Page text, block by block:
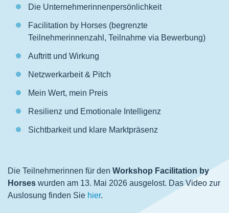
Die Unternehmerinnenpersönlichkeit
Facilitation by Horses (begrenzte
Teilnehmerinnenzahl, Teilnahme via Bewerbung)
Auftritt und Wirkung
Netzwerkarbeit & Pitch
Mein Wert, mein Preis
Resilienz und Emotionale Intelligenz
Sichtbarkeit und klare Marktpräsenz
Die Teilnehmerinnen für den Workshop Facilitation by
Horses wurden am 13. Mai 2026 ausgelost. Das Video zur
Auslosung finden Sie hier.